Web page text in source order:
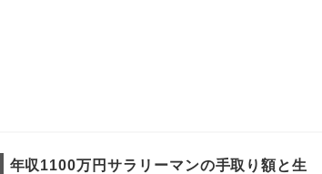
年収1100万円サラリーマンの手取り額と生